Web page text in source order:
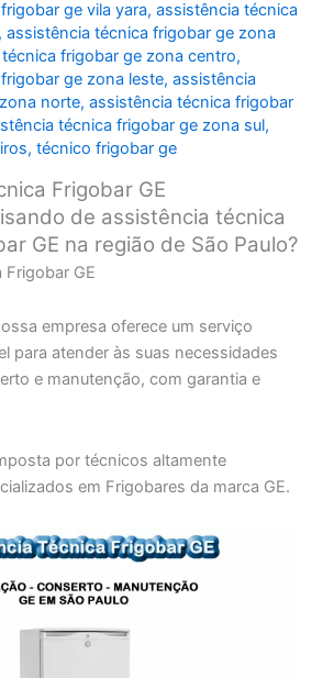
ge vila yara,assistência técnica
,assistência técnica frigobar ge zona
frigobar ge zona centro,
ge zona leste,assistência
norte,assistência técnica frigobar
técnica frigobar ge zona sul,
,técnico frigobar ge
Frigobar GE
de assistência técnica
GE na região de São Paulo?
GE
empresa oferece um serviço
para atender às suas necessidades
e manutenção, com garantia e
por técnicos altamente
em Frigobares da marca GE.